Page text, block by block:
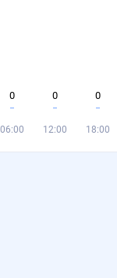
0
06:00
0
12:00
0
18:00